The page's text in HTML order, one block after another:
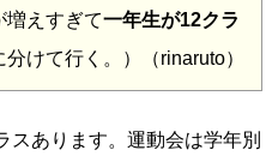
増えすぎて一年生が12クラ
けて行く。）（rinaruto）
あります。運動会は学年別